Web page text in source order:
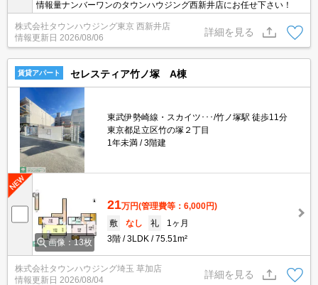
情報量ナンバーワンのタウンハウジング西新井店にお任せ下さい！
株式会社タウンハウジング東京 西新井店
情報更新日 2026/08/06
詳細を見る
賃貸アパート セレスティア竹ノ塚 A棟
東武伊勢崎線・スカイツ･･･/竹ノ塚駅 徒歩11分
東京都足立区竹の塚２丁目
1年未満
3階建
画像：13枚
21万円(管理費等：6,000円)
敷
なし 礼
1ヶ月
3階
3LDK 75.51m²
株式会社タウンハウジング埼玉 草加店
情報更新日 2026/08/04
詳細を見る